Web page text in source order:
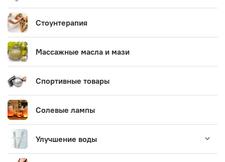
Стоунтерапия
Массажные масла и мази
Спортивные товары
Солевые лампы
Улучшение воды